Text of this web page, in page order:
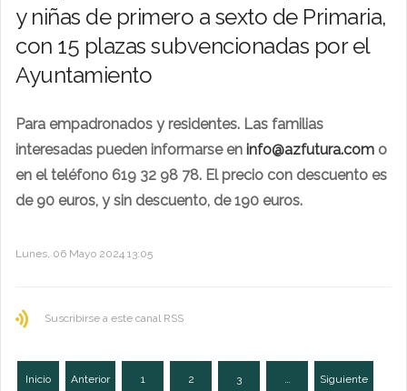
y niñas de primero a sexto de Primaria,
con 15 plazas subvencionadas por el
Ayuntamiento
Para empadronados y residentes. Las familias
interesadas pueden informarse en info@azfutura.com o
en el teléfono 619 32 98 78. El precio con descuento es
de 90 euros, y sin descuento, de 190 euros.
Lunes, 06 Mayo 2024 13:05
Suscribirse a este canal RSS
Inicio Anterior 1 2 3 … Siguiente